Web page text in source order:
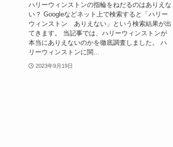
ハリーウィンストンの指輪をねだるのはありえな
い？ Googleなどネット上で検索すると「ハリー
ウィンストン ありえない」という検索結果が出
てきます。 当記事では、ハリーウィンストンが
本当にありえないのかを徹底調査しました。 ハ
リーウィンストンに関...
2023年9月19日